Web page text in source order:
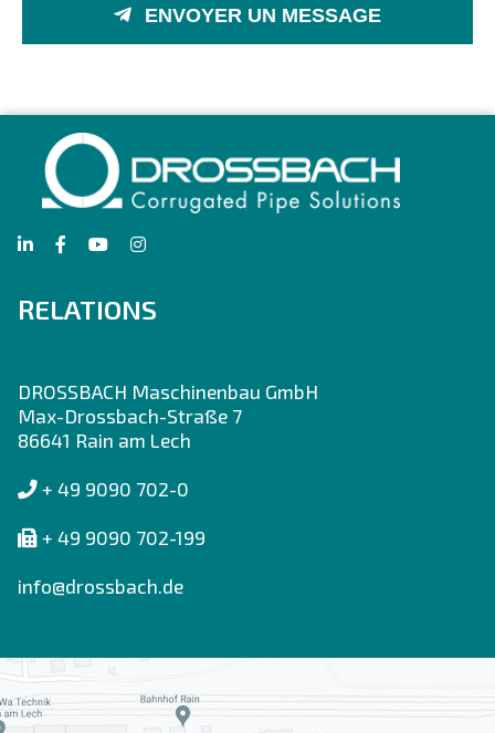
ENVOYER UN MESSAGE
RELATIONS
DROSSBACH Maschinenbau GmbH
Max-Drossbach-Straße 7
86641 Rain am Lech
+ 49 9090 702-0
+ 49 9090 702-199
info@drossbach.de